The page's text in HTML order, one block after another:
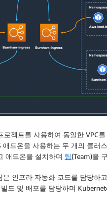
로젝트를 사용하여 동일한 VPC
드온을 사용하는 두 개의 클러
애드온을 설치하며 팀(Team)을
인프라 자동화 코드를 담당하
드 및 배포를 담당하며